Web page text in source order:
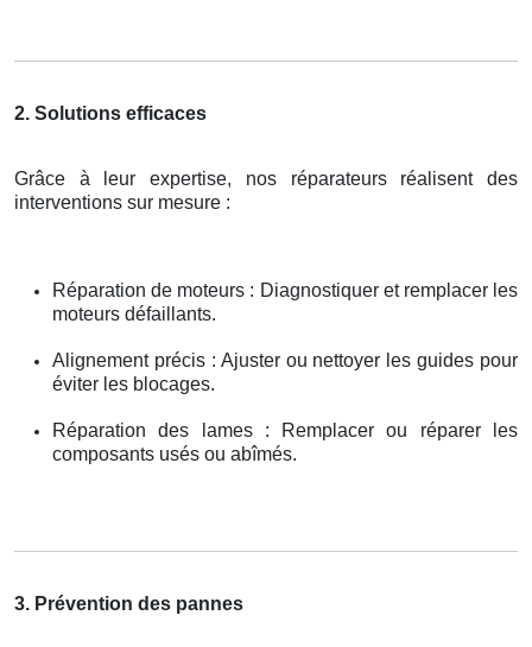
2. Solutions efficaces
Grâce à leur expertise, nos réparateurs réalisent des
interventions sur mesure :
Réparation de moteurs : Diagnostiquer et remplacer les
moteurs défaillants.
Alignement précis : Ajuster ou nettoyer les guides pour
éviter les blocages.
Réparation des lames : Remplacer ou réparer les
composants usés ou abîmés.
3. Prévention des pannes